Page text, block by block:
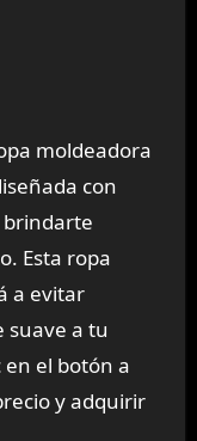
moldeadora
con
Esta ropa
a evitar
suave a tu
en el botón a
y adquirir